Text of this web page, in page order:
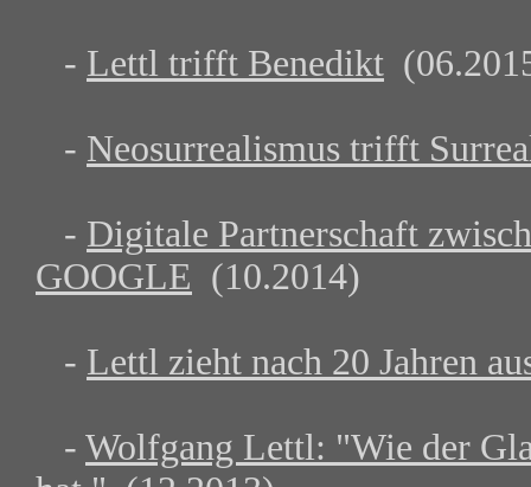
- Lettl trifft Benedikt
- Neosurrealismus trifft
- Digitale Partnerschaft
GOOGLE (10.2014)
- Lettl zieht nach 20 Jahren
- Wolfgang Lettl: "Wie der